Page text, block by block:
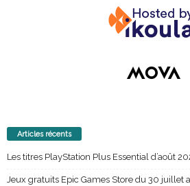
Articles récents
Les titres PlayStation Plus Essential d’août
Jeux gratuits Epic Games Store du 30 juillet